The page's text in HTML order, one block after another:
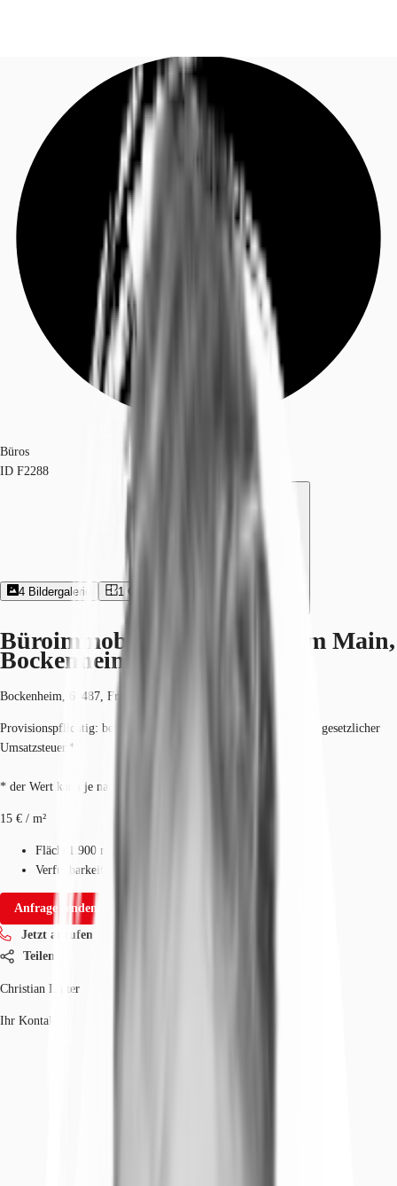
Investieren
Marktinformationen
Mehrwert
Coworking
Ihre Ansprechpartner
Favoriten
Jetzt anrufen Kontaktieren Sie uns
Büros
ID F2288
4 Bildergalerie 1 Grundriss
Büroimmobilie - Frankfurt am Main,
Bockenheim - F2288
Bockenheim, 60487, Frankfurt am Main, Hessen
Provisionspflichtig: bei Anmietung 4 Netto-Monatsmieten zzgl. gesetzlicher
Umsatzsteuer.*
* der Wert kann je nach Vertragslaufzeit variieren.
15 € / m²
Fläche
1.900 m²
Verfügbarkeit
Anfrage senden
Jetzt anrufen
Teilen
Christian Lütter
Ihr Kontakt